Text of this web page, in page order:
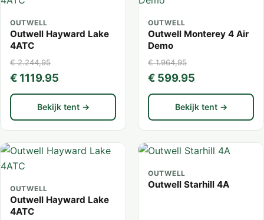
OUTWELL
Outwell Hayward Lake
4ATC
€ 2.244,95
€ 1119.95
Bekijk tent →
OUTWELL
Outwell Monterey 4 Air
Demo
€ 1.964,95
€ 599.95
Bekijk tent →
OUTWELL
Outwell Hayward Lake
4ATC
OUTWELL
Outwell Starhill 4A